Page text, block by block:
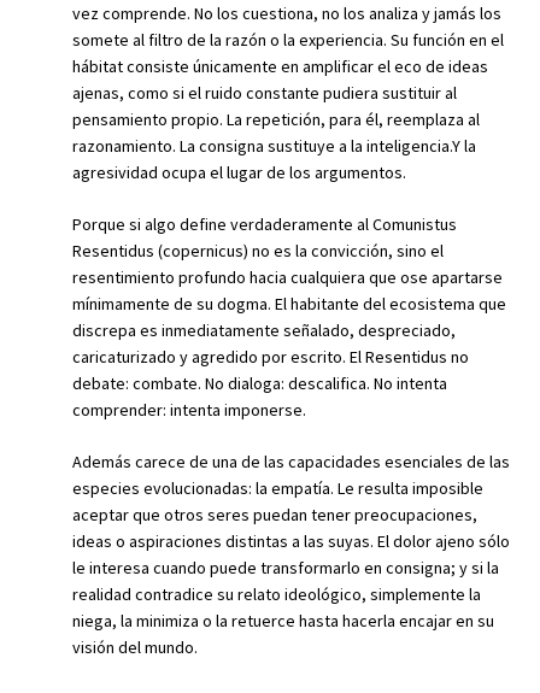
vez comprende. No los cuestiona, no los analiza y jamás los
somete al filtro de la razón o la experiencia. Su función en el
hábitat consiste únicamente en amplificar el eco de ideas
ajenas, como si el ruido constante pudiera sustituir al
pensamiento propio. La repetición, para él, reemplaza al
razonamiento. La consigna sustituye a la inteligencia.Y la
agresividad ocupa el lugar de los argumentos.
Porque si algo define verdaderamente al Comunistus
Resentidus (copernicus) no es la convicción, sino el
resentimiento profundo hacia cualquiera que ose apartarse
mínimamente de su dogma. El habitante del ecosistema que
discrepa es inmediatamente señalado, despreciado,
caricaturizado y agredido por escrito. El Resentidus no
debate: combate. No dialoga: descalifica. No intenta
comprender: intenta imponerse.
Además carece de una de las capacidades esenciales de las
especies evolucionadas: la empatía. Le resulta imposible
aceptar que otros seres puedan tener preocupaciones,
ideas o aspiraciones distintas a las suyas. El dolor ajeno sólo
le interesa cuando puede transformarlo en consigna; y si la
realidad contradice su relato ideológico, simplemente la
niega, la minimiza o la retuerce hasta hacerla encajar en su
visión del mundo.